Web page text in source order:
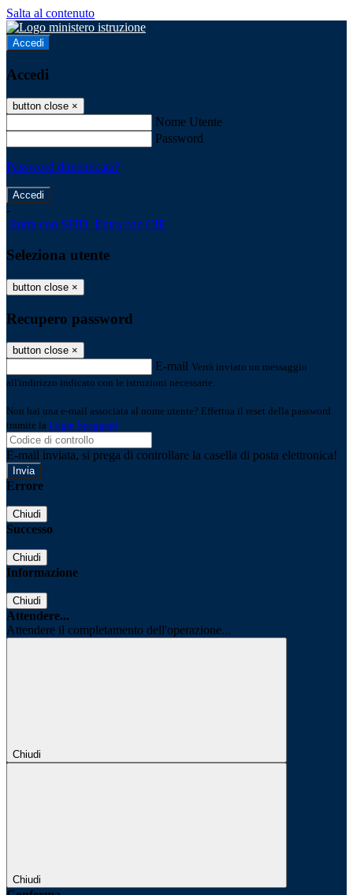
Salta al contenuto
Accedi
Accedi
button close ×
Nome Utente
Password
Password dimenticata?
-
Entra con SPID Entra con CIE
Seleziona utente
button close ×
Recupero password
button close ×
E-mail Verrà inviato un messaggio
all'indirizzo indicato con le istruzioni necessarie.
Non hai una e-mail associata al nome utente? Effettua il reset della password
tramite la Login Spaggiari
E-mail inviata, si prega di controllare la casella di posta elettronica!
Errore
Chiudi
Successo
Chiudi
Informazione
Chiudi
Attendere...
Attendere il completamento dell'operazione...
Chiudi
Chiudi